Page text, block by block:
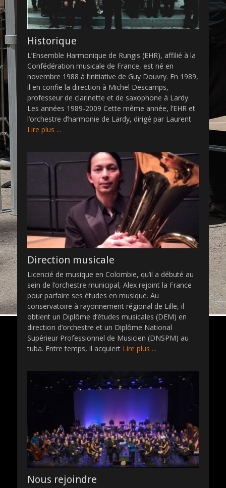
Historique
L’Ensemble Harmonique de Rungis (EHR), affilié à la
Confédération musicale de France, est né en
novembre 1988 à l’initiative de Guy Douvry. En 1989,
il en confie la direction à Michel Descamps,
professeur de clarinette et de saxophone à Lardy.
Les années 1989-2009 Cette même année, l’EHR et
l’orchestre d’harmonie de Lardy, dirigé par Laurent
Lire plus ...
Direction musicale
Licencié de musique en Colombie, qu’il a débuté au
sein de l’orchestre municipal, Alex rejoint la France
pour parfaire ses études en musique. Au
conservatoire à rayonnement régional de Lille, il
obtient un Diplôme d’études musicales (DEM) en
direction d’orchestre et un Diplôme National
Supérieur Professionnel de Musicien (DNSPM) au
tuba. Entre temps, il acquiert Lire plus ...
Nous rejoindre